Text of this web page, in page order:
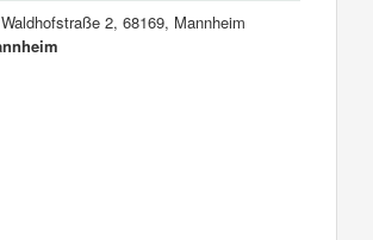
Waldhofstraße 2, 68169, Mannheim